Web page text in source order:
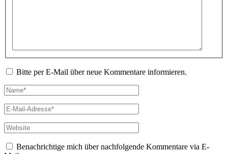
Bitte per E-Mail über neue Kommentare informieren.
Name*
E-
Mail-
Adresse*
Website
Benachrichtige mich über nachfolgende Kommentare via E-